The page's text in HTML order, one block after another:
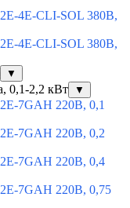
4E-CLI-SOL 380В,
4E-CLI-SOL 380В,
▼
0,1-2,2 кВт ▼
7GAH 220В, 0,1
7GAH 220В, 0,2
7GAH 220В, 0,4
7GAH 220В, 0,75